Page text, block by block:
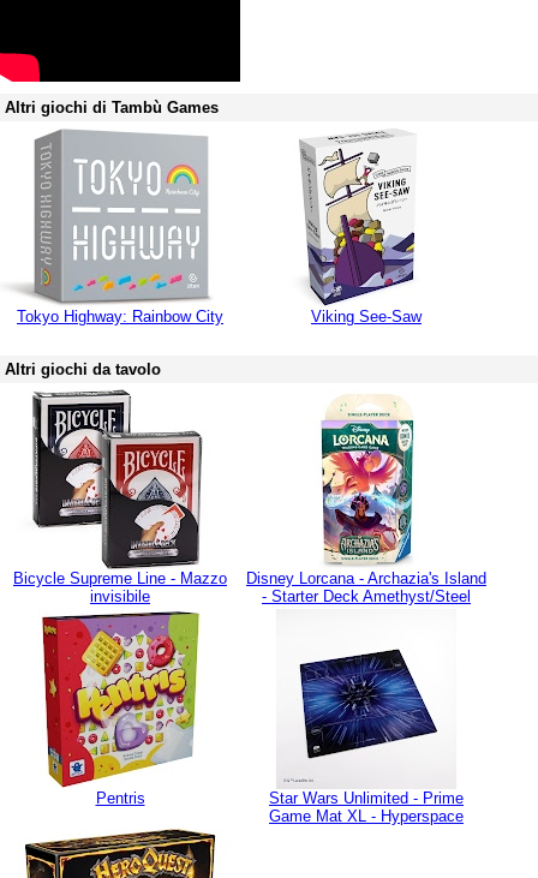
Altri giochi di Tambù Games
Tokyo Highway: Rainbow City Viking See-Saw
Altri giochi da tavolo
Bicycle Supreme Line - Mazzo
invisibile
Disney Lorcana - Archazia's Island
- Starter Deck Amethyst/Steel
Pentris
Star Wars Unlimited - Prime
Game Mat XL - Hyperspace